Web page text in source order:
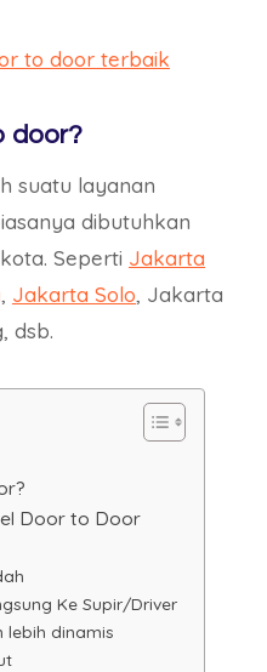
to door terbaik
door?
suatu layanan
dibutuhkan
Seperti Jakarta
, Jakarta Solo, Jakarta
dsb.
Door to Door
Ke Supir/Driver
lebih dinamis